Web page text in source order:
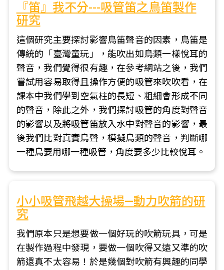
『笛』我不分---吸管笛之鳥笛製作
研究
這個研究主要探討影響鳥笛聲音的因素，鳥笛是
傳統的「臺灣童玩」，能吹出如鳥類一樣悅耳的
聲音，我們覺得很有趣，在參考網站之後，我們
嘗試用容易取得且操作方便的吸管來吹吹看，在
課本中我們學到空氣柱的長短、粗細會形成不同
的聲音，除此之外，我們探討吸管的角度對聲音
的影響以及將吸管笛放入水中對聲音的影響，最
後我們比對真實鳥聲，模擬鳥類的聲音，判斷哪
一種鳥要用哪一種吸管，角度要多少比較悅耳。
小小吸管飛越大操場—動力吹箭的研
究
我們原本只是想要做一個好玩的吹箭玩具，可是
在製作過程中發現，要做一個吹得又遠又準的吹
箭還真不太容易！於是幾個對吹箭有興趣的同學